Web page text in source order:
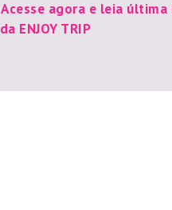
Acesse agora e leia última
da ENJOY TRIP